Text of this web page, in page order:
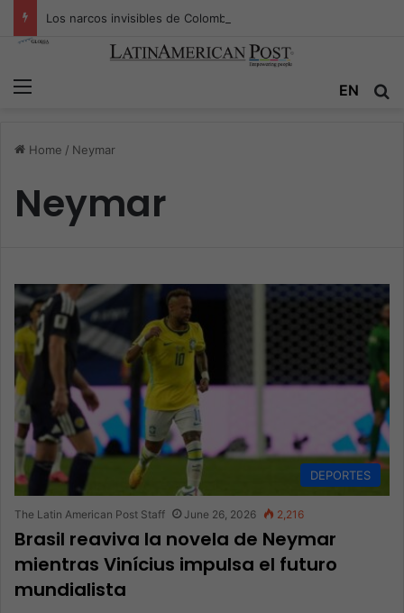
EN
Home / Neymar
Neymar
DEPORTES
The Latin American Post Staff June 26, 2026 2,216
Brasil reaviva la novela de Neymar
mientras Vinícius impulsa el futuro
mundialista